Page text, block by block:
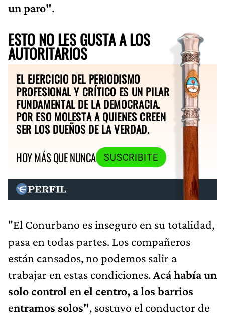
un paro".
ESTO NO LES GUSTA A LOS
AUTORITARIOS
EL EJERCICIO DEL PERIODISMO
PROFESIONAL Y CRÍTICO ES UN PILAR
FUNDAMENTAL DE LA DEMOCRACIA.
POR ESO MOLESTA A QUIENES CREEN
SER LOS DUEÑOS DE LA VERDAD.
HOY MÁS QUE NUNCA
SUSCRIBITE
"El Conurbano es inseguro en su totalidad,
pasa en todas partes. Los compañeros
están cansados, no podemos salir a
trabajar en estas condiciones.Acá había un
solo control en el centro, a los barrios
entramos solos", sostuvo el conductor de